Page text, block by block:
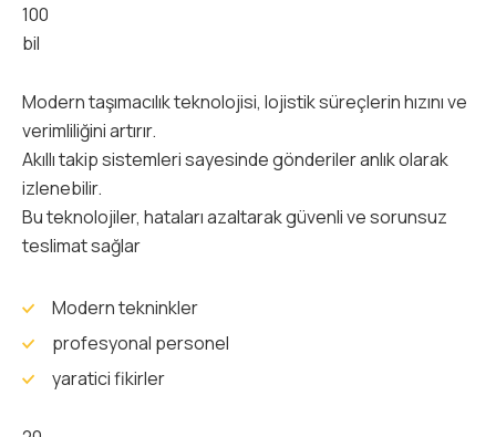
100
bil
Modern taşımacılık teknolojisi, lojistik süreçlerin hızını ve
verimliliğini artırır.
Akıllı takip sistemleri sayesinde gönderiler anlık olarak
izlenebilir.
Bu teknolojiler, hataları azaltarak güvenli ve sorunsuz
teslimat sağlar
Modern tekninkler
profesyonal personel
yaratici fikirler